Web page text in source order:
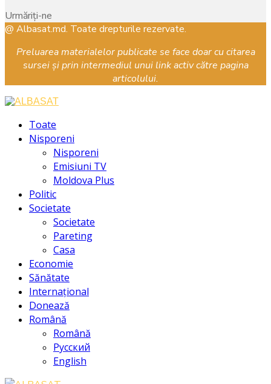
Urmăriți-ne
Facebook
Instagram
Youtube
@ Albasat.md. Toate drepturile rezervate.
Preluarea materialelor publicate se face doar cu citarea
sursei și prin intermediul unui link activ către pagina
articolului.
Toate
Nisporeni
Nisporeni
Emisiuni TV
Moldova Plus
Politic
Societate
Societate
Pareting
Casa
Economie
Sănătate
Internațional
Donează
Română
Română
Русский
English